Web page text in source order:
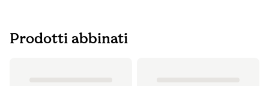
Prodotti abbinati